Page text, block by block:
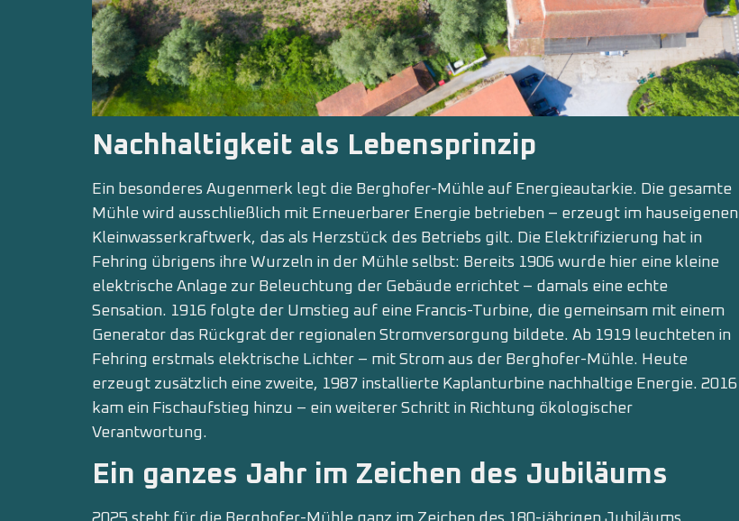
Nachhaltigkeit als Lebensprinzip
Ein besonderes Augenmerk legt die Berghofer-Mühle auf Energieautarkie. Die gesamte
Mühle wird ausschließlich mit Erneuerbarer Energie betrieben – erzeugt im hauseigenen
Kleinwasserkraftwerk, das als Herzstück des Betriebs gilt. Die Elektrifizierung hat in
Fehring übrigens ihre Wurzeln in der Mühle selbst: Bereits 1906 wurde hier eine kleine
elektrische Anlage zur Beleuchtung der Gebäude errichtet – damals eine echte
Sensation. 1916 folgte der Umstieg auf eine Francis-Turbine, die gemeinsam mit einem
Generator das Rückgrat der regionalen Stromversorgung bildete. Ab 1919 leuchteten in
Fehring erstmals elektrische Lichter – mit Strom aus der Berghofer-Mühle. Heute
erzeugt zusätzlich eine zweite, 1987 installierte Kaplanturbine nachhaltige Energie. 2016
kam ein Fischaufstieg hinzu – ein weiterer Schritt in Richtung ökologischer
Verantwortung.
Ein ganzes Jahr im Zeichen des Jubiläums